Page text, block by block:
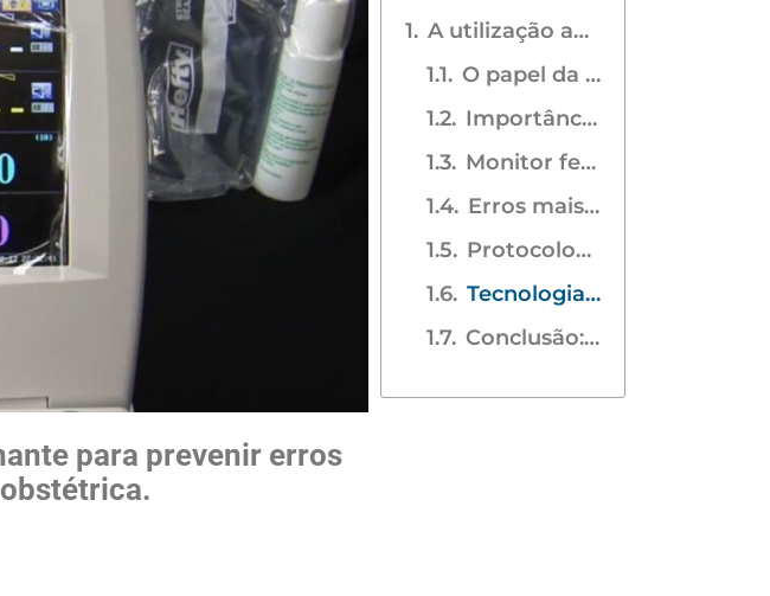
para prevenir erros
A utilização adequada do monitor fetal é determinante para prevenir erros diagnósticos e garantir segurança na assistência obstétrica.
O papel da monitorização fetal na obstetrícia moderna
Importância da variabilidade da frequência cardíaca fetal e interpretação adequada
Monitor fetal cardiotocógrafo: tecnologia aliada à precisão clínica
Erros mais comuns na monitorização fetal e como evitá-los
Protocolos e boas práticas recomendadas
Tecnologia EDAN: monitores fetais que elevam o padrão de monitorização
Conclusão: monitor fetal como aliado na segurança obstétrica